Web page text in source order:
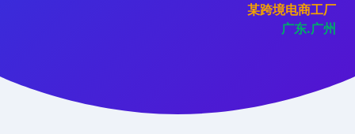
某跨境电商工厂
广东.广州